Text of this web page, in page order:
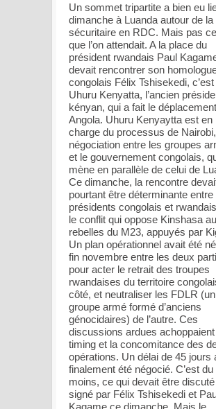
Un sommet tripartite a bien eu
dimanche à Luanda autour de
sécuritaire en RDC. Mais pas
que l’on attendait. A la place du
président rwandais Paul
devait rencontrer son
congolais Félix Tshisekedi, c’est
Uhuru Kenyatta, l’ancien
kényan, qui a fait le
Angola. Uhuru Kenyaytta est en
charge du processus de
négociation entre les groupes
et le gouvernement congolais,
mène en parallèle de celui de
Ce dimanche, la rencontre
pourtant être déterminante entre
présidents congolais et
le conflit qui oppose Kinshasa
rebelles du M23, appuyés par
Un plan opérationnel avait été
fin novembre entre les deux
pour acter le retrait des troupes
rwandaises du territoire
côté, et neutraliser les FDLR (un
groupe armé formé d’anciens
génocidaires) de l’autre. Ces
discussions ardues
timing et la concomitance des
opérations. Un délai de 45 jours
finalement été négocié. C’est du
moins, ce qui devait être
signé par Félix Tshisekedi et
Kagame ce dimanche. Mais le